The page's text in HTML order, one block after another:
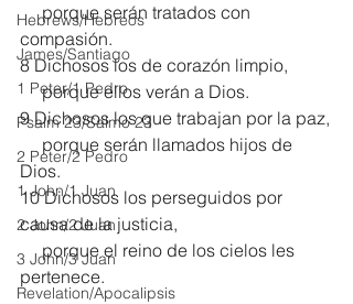
Hebrews/Hebreos
James/Santiago
1 Peter/1 Pedro
Psalm 23/Salmo 23
2 Peter/2 Pedro
1 John/1 Juan
2 John/2 Juan
3 John/3 Juan
Revelation/Apocalipsis
     porque serán tratados con
compasión.
8 Dichosos los de corazón limpio,
     porque ellos verán a Dios.
9 Dichosos los que trabajan por la paz,
Dios.
10 Dichosos los perseguidos por
causa de la justicia,
     porque el reino de los cielos les
pertenece.